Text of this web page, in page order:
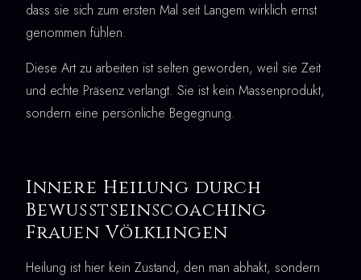
dass sie sich zum ersten Mal seit Langem wirklich ernst
genommen fühlen.
Diese Art zu arbeiten ist selten geworden, weil sie Zeit
und echte Präsenz verlangt. Sie ist kein Massenprodukt,
sondern eine persönliche Begegnung.
Innere Heilung durch
Bewusstseinscoaching
Frauen Völklingen
Heilung ist hier kein Zustand, den man abhakt, sondern